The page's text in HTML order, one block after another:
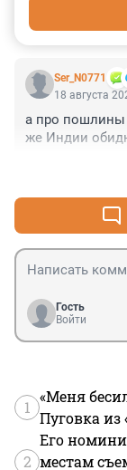
Афанасий
Ser_N0771
18 августа
а про пошлины
же Индии
Гость
Войти
1
«Меня
Пуговка
2
Его
местам